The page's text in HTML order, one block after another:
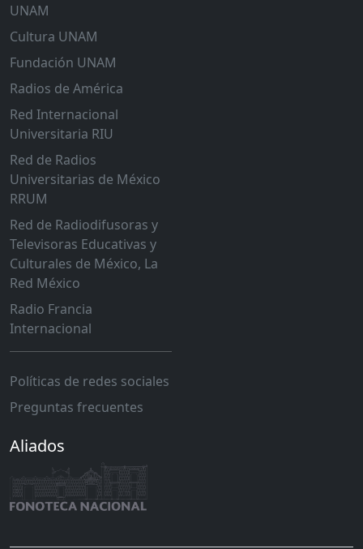
UNAM
Cultura UNAM
Fundación UNAM
Radios de América
Red Internacional
Universitaria RIU
Red de Radios
Universitarias de México
RRUM
Red de Radiodifusoras y
Televisoras Educativas y
Culturales de México, La
Red México
Radio Francia
Internacional
Políticas de redes sociales
Preguntas frecuentes
Aliados